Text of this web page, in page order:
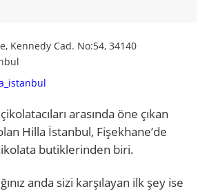
Kennedy Cad. No:54, 34140
arasında öne çıkan
Hilla İstanbul, Fişekhane’de
butiklerinden biri.
anda sizi karşılayan ilk şey ise